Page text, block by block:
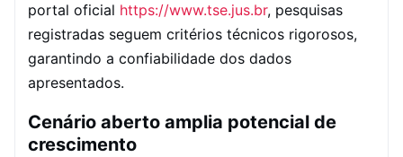
portal oficial https://www.tse.jus.br, pesquisas
registradas seguem critérios técnicos rigorosos,
garantindo a confiabilidade dos dados
apresentados.
Cenário aberto amplia potencial de
crescimento